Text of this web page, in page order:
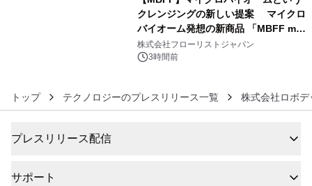
クレンジングの新しい提案 マイクロ
バイオーム発想の新商品 「MBFF mb
クレンジングPRO」を2026年8月6日
発売
株式会社フローリストジャパン
3時間前
トップ テクノロジーのプレスリリース一覧 株式会社ロボデ
プレスリリース配信
サポート